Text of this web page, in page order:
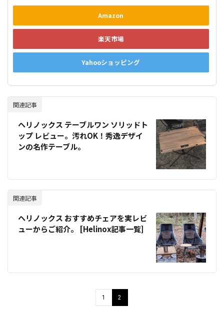
Amazon
楽天市場
Yahooショッピング
関連記事
ヘリノックス テーブルワン ソリッドト
ップ レビュー。汚れOK！秀逸デザイ
ンの名作テーブル。
関連記事
ヘリノックス おすすめチェアを実レビ
ューからご紹介。 [Helinox記事一覧]
1 2